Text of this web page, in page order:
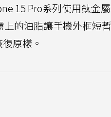
15 Pro系列使用鈦金
的油脂讓手機外框短
原樣。